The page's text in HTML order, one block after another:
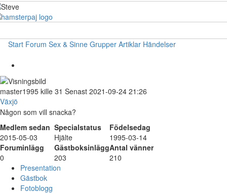
Start Forum Sex & Sinne Grupper Artiklar Händelser
master1995 kille 31 Senast 2021-09-24 21:26
Växjö
Någon som vill snacka?
Medlem sedan Specialstatus
Födelsedag
2015-05-03
Hjälte
1995-03-14
Foruminlägg
GästboksinläggAntal vänner
0
203
210
Presentation
Gästbok
Fotoblogg